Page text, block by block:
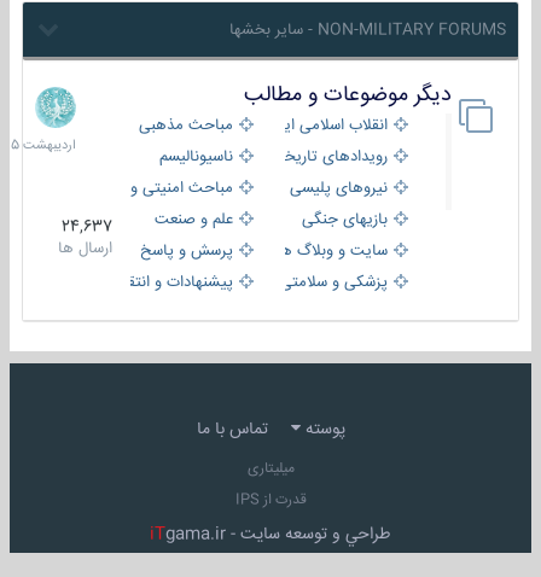
NON-MILITARY FORUMS - سایر بخشها
دیگر موضوعات و مطالب
انقلاب اسلامی ایران
مباحث مذهبی
رویدادهای تاریخی و مذهبیناسیونالیسم
نیروهای پلیسی
مباحث امنیتی و اطلاعاتی
بازیهای جنگی
علم و صنعت
سایت و وبلاگ ها
پرسش و پاسخ
پزشکی و سلامتی
پیشنهادات و انتقادات
24,637
ارسال ها
8
1405
پوسته تماس با ما
میلیتاری
قدرت از IPS
طراحي و توسعه سايت - iTgama.ir